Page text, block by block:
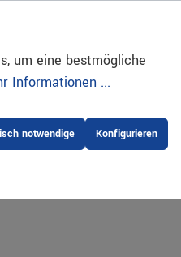
um eine bestmögliche
Informationen ...
notwendige Konfigurieren